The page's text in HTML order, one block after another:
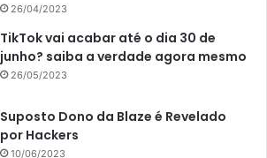
26/04/2023
TikTok vai acabar até o dia 30 de
junho? saiba a verdade agora mesmo
26/05/2023
Suposto Dono da Blaze é Revelado
por Hackers
10/06/2023